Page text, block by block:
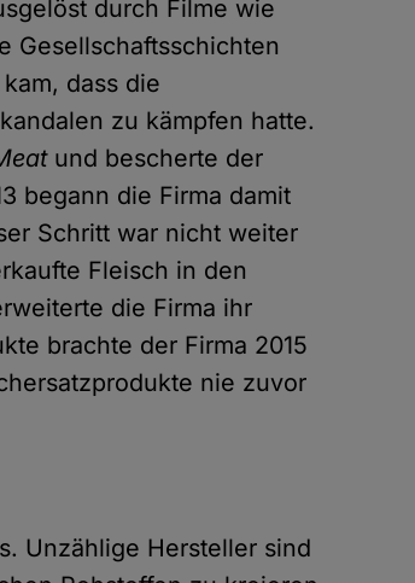
durch Filme wie
Gesellschaftsschichten
dass die
zu kämpfen hatte.
und bescherte der
begann die Firma damit
Schritt war nicht weiter
Fleisch in den
die Firma ihr
brachte der Firma 2015
nie zuvor
Unzählige Hersteller sind